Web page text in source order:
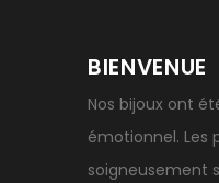
BIENVENUE
Nos bijoux ont
émotionnel. Les
soigneusement